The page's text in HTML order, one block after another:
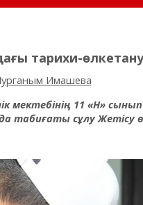
тарихи-
Имашева
мектебінің 11 «Н»
табиғаты сұлу Жетісу